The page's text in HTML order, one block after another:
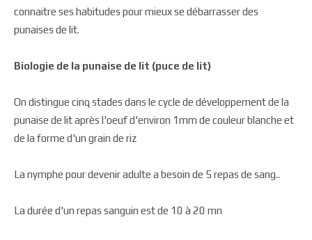
connaitre ses habitudes pour mieux se débarrasser des
punaises de lit.
Biologie de la punaise de lit (puce de lit)
On distingue cinq stades dans le cycle de développement de la
punaise de lit après l'oeuf d'environ 1mm de couleur blanche et
de la forme d'un grain de riz
La nymphe pour devenir adulte a besoin de 5 repas de sang..
La durée d'un repas sanguin est de 10 à 20 mn